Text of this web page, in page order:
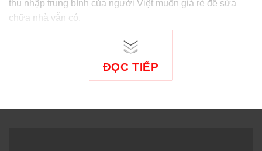
thu nhập trung bình của người Việt muốn giá rẻ để sửa
chữa nhà vẫn có.
Các mẫu và kiểu dáng của giấy dán tường
Có rất nhiều loại và kiểu dáng của giấy dán tường giả đá,
biến bao gồm gạch, đá xếp chồng lên nhau, đá sông và đá
ĐỌC TIẾP